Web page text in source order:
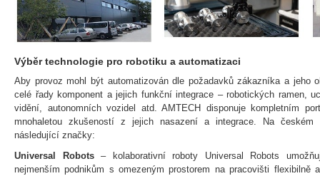
Výběr technologie pro robotiku a automatizaci
Aby provoz mohl být automatizován dle požadavků zákazníka a jeho
celé řady komponent a jejich funkční integrace – robotických ramen,
vidění, autonomních vozidel atd. AMTECH disponuje kompletním
mnohaletou zkušeností z jejich nasazení a integrace. Na českém
následující značky:
Universal Robots– kolaborativní roboty Universal Robots
nejmenším podnikům s omezeným prostorem na pracovišti flexibilně